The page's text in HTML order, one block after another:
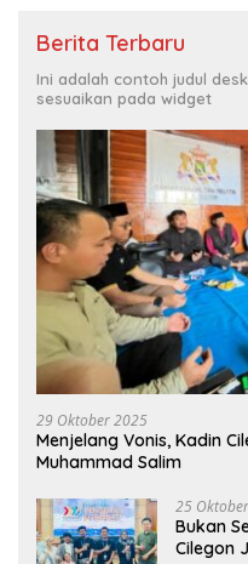
Berita Terbaru
Ini adalah contoh judul
sesuaikan pada widget
29 Oktober 2025
Menjelang Vonis, Kadin
Muhammad Salim
25
Bukan
Cilegon